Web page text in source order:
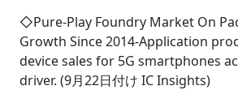
◇Pure-Play Foundry Market On
Growth Since 2014-Application
device sales for 5G smartphones
driver. (9月22日付け IC Insights)